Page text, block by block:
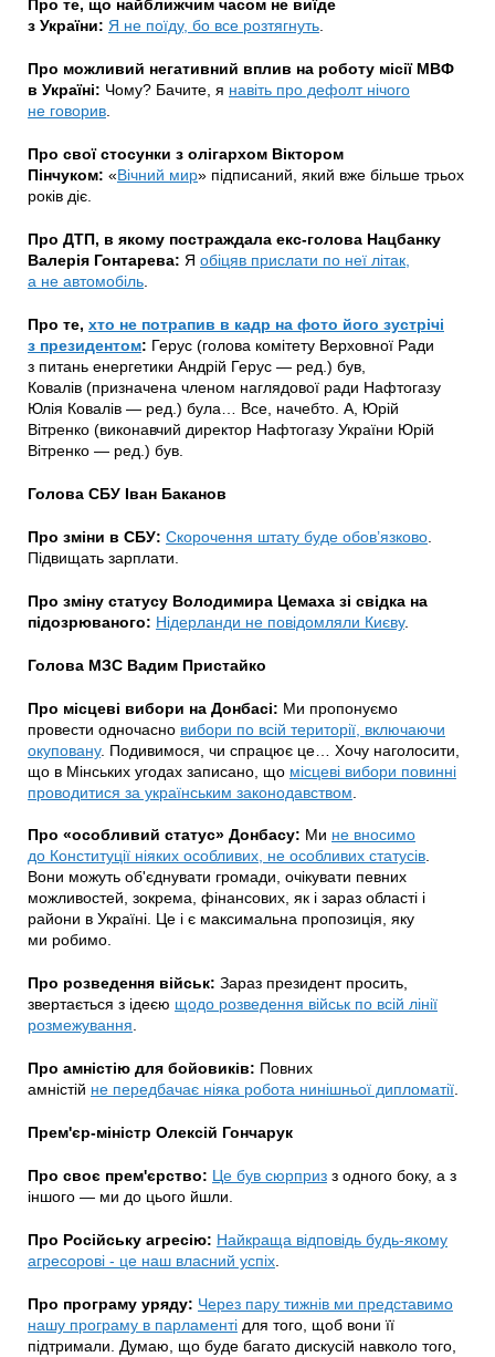
Про те, що найближчим часом не виїде
з України: Я не поїду, бо все розтягнуть
Про можливий негативний вплив на роботу місії МВФ
в Україні: Чому? Бачите, я навіть про дефолт нічого
не говорив
Про свої стосунки з олігархом Віктором
Пінчуком: «Вічний мир» підписаний, який вже більше трьох
років діє.
Про ДТП, в якому постраждала екс-голова Нацбанку
Валерія Гонтарева: Я обіцяв прислати по неї літак,
а не автомобіль
Про те, хто не потрапив в кадр на фото його зустрічі
з президентом: Герус (голова комітету Верховної Ради
з питань енергетики Андрій Герус — ред.) був,
Ковалів (призначена членом наглядової ради Нафтогазу
Юлія Ковалів — ред.) була… Все, начебто. А, Юрій
Вітренко (виконавчий директор Нафтогазу України Юрій
Вітренко — ред.) був.
Голова СБУ Іван Баканов
Про зміни в СБУ: Скорочення штату буде обов’язково
Підвищать зарплати.
Про зміну статусу Володимира Цемаха зі свідка на
підозрюваного: Нідерланди не повідомляли Києву.
Голова МЗС Вадим Пристайко
Про місцеві вибори на Донбасі: Ми пропонуємо
провести одночасно вибори по всій території, включаючи
окуповану. Подивимося, чи спрацює це… Хочу наголосити,
що в Мінських угодах записано, що місцеві вибори повинні
проводитися за українським законодавством
Про «особливий статус» Донбасу: Ми не вносимо
до Конституції ніяких особливих, не особливих статусів
Вони можуть об'єднувати громади, очікувати певних
можливостей, зокрема, фінансових, як і зараз області і
райони в Україні. Це і є максимальна пропозиція, яку
ми робимо.
Про розведення військ: Зараз президент просить,
звертається з ідеєю щодо розведення військ по всій лінії
розмежування
Про амністію для бойовиків: Повних
амністій не передбачає ніяка робота нинішньої дипломатії
Прем'єр-міністр Олексій Гончарук
Про своє прем'єрство: Це був сюрприз з одного боку, а з
іншого — ми до цього йшли.
Про Російську агресію: Найкраща відповідь будь-якому
агресорові - це наш власний успіх
Про програму уряду: Через пару тижнів ми представимо
нашу програму в парламенті для того, щоб вони її
підтримали. Думаю, що буде багато дискусій навколо того,